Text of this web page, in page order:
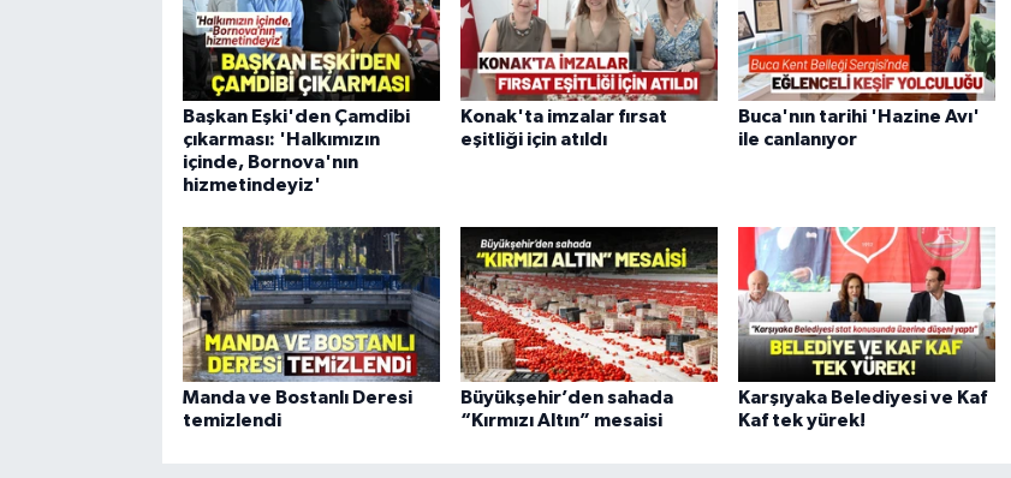
Başkan Eşki'den Çamdibi
çıkarması: 'Halkımızın
içinde, Bornova'nın
hizmetindeyiz'
Konak'ta imzalar fırsat
eşitliği için atıldı
Buca'nın tarihi 'Hazine Avı'
ile canlanıyor
Manda ve Bostanlı Deresi
temizlendi
Büyükşehir’den sahada
“Kırmızı Altın” mesaisi
Karşıyaka Belediyesi ve Kaf
Kaf tek yürek!